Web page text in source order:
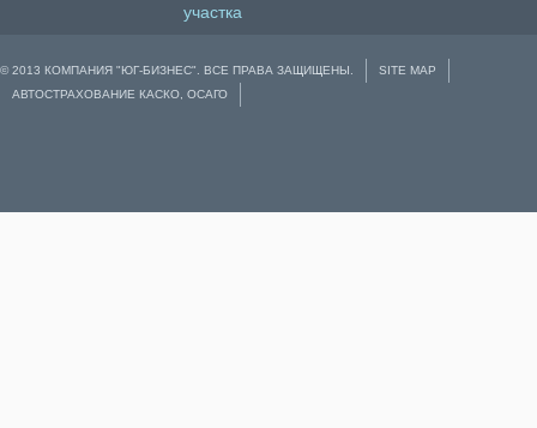
участка
© 2013 КОМПАНИЯ "ЮГ-БИЗНЕС". ВСЕ ПРАВА ЗАЩИЩЕНЫ.
SITE MAP
АВТОСТРАХОВАНИЕ КАСКО, ОСАГО